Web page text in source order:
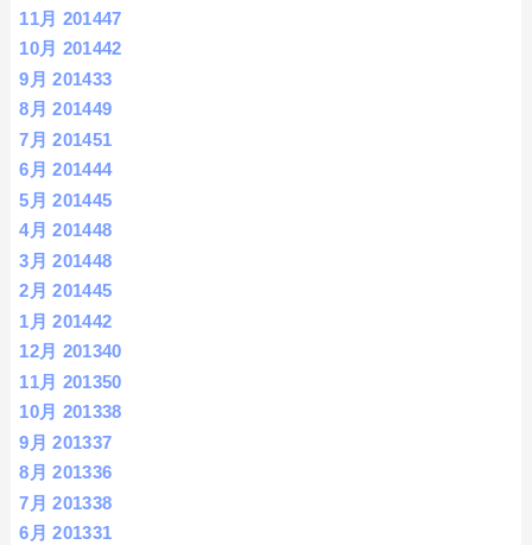
11月 201447
10月 201442
9月 201433
8月 201449
7月 201451
6月 201444
5月 201445
4月 201448
3月 201448
2月 201445
1月 201442
12月 201340
11月 201350
10月 201338
9月 201337
8月 201336
7月 201338
6月 201331